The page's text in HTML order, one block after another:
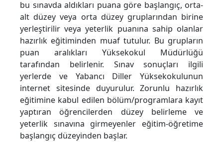
bu sınavda aldıkları puana göre başlangıç, orta-
alt düzey veya orta düzey gruplarından birine
yerleştirilir veya yeterlik puanına sahip olanlar
hazırlık eğitiminden muaf tutulur. Bu grupların
puan aralıkları Yüksekokul Müdürlüğü
tarafından belirlenir. Sınav sonuçları ilgili
yerlerde ve Yabancı Diller Yüksekokulunun
internet sitesinde duyurulur. Zorunlu hazırlık
eğitimine kabul edilen bölüm/programlara kayıt
yaptıran öğrencilerden düzey belirleme ve
yeterlik sınavına girmeyenler eğitim-öğretime
başlangıç düzeyinden başlar.